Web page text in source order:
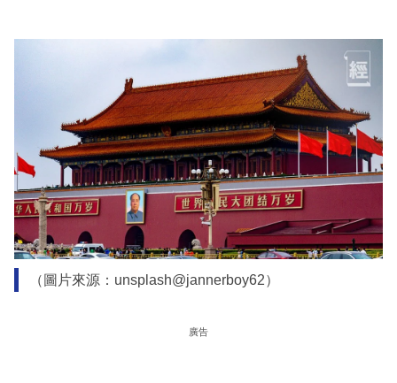
（圖片來源：unsplash@jannerboy62）
廣告